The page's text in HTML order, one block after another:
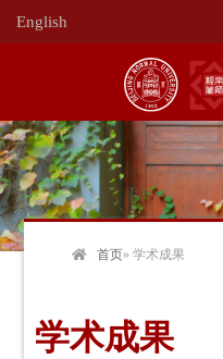
English
首页» 学术成果
学术成果